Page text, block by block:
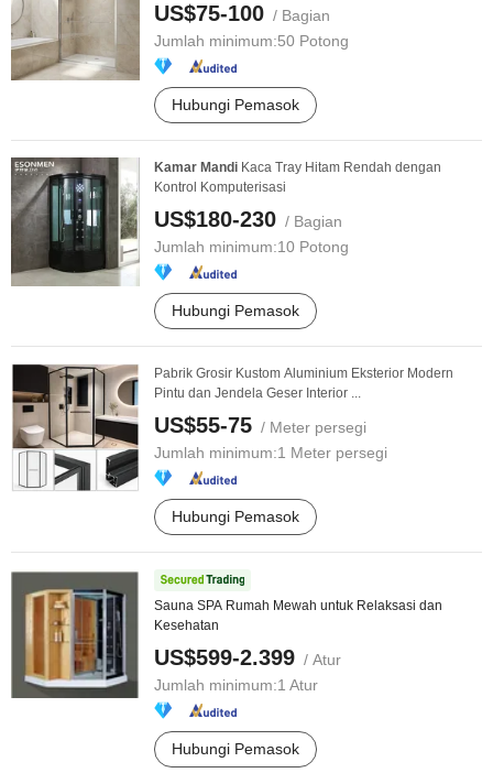
US$75-100 / Bagian
Jumlah minimum:50 Potong
Hubungi Pemasok
Kamar Mandi Kaca Tray Hitam Rendah dengan
Kontrol Komputerisasi
US$180-230 / Bagian
Jumlah minimum:10 Potong
Hubungi Pemasok
Pabrik Grosir Kustom Aluminium Eksterior Modern
Pintu dan Jendela Geser Interior ...
US$55-75 / Meter persegi
Jumlah minimum:1 Meter persegi
Hubungi Pemasok
Sauna SPA Rumah Mewah untuk Relaksasi dan
Kesehatan
US$599-2.399 / Atur
Jumlah minimum:1 Atur
Hubungi Pemasok